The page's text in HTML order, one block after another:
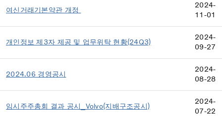
여신거래기본약관 개정
2024-
11-01
개인정보 제3자 제공 및 업무위탁 현황(24Q3)
2024-
09-27
2024.06 경영공시
2024-
08-28
임시주주총회 결과 공시_Volvo(지배구조공시)
2024-
07-22